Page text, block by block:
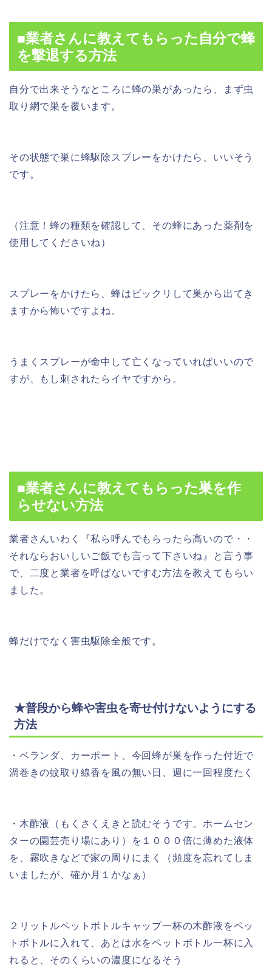
■業者さんに教えてもらった自分で蜂
を撃退する方法
自分で出来そうなところに蜂の巣があったら、まず虫
取り網で巣を覆います。
その状態で巣に蜂駆除スプレーをかけたら、いいそう
です。
（注意！蜂の種類を確認して、その蜂にあった薬剤を
使用してくださいね）
スプレーをかけたら、蜂はビックリして巣から出てき
ますから怖いですよね。
うまくスプレーが命中して亡くなっていればいいので
すが、もし刺されたらイヤですから。
■業者さんに教えてもらった巣を作
らせない方法
業者さんいわく『私ら呼んでもらったら高いので・・
それならおいしいご飯でも言って下さいね』と言う事
で、二度と業者を呼ばないですむ方法を教えてもらい
ました。
蜂だけでなく害虫駆除全般です。
★普段から蜂や害虫を寄せ付けないようにする
方法
・ベランダ、カーポート、今回蜂が巣を作った付近で
渦巻きの蚊取り線香を風の無い日、週に一回程度たく
・木酢液（もくさくえきと読むそうです。ホームセン
ターの園芸売り場にあり）を１０００倍に薄めた液体
を、霧吹きなどで家の周りにまく（頻度を忘れてしま
いましたが、確か月１かなぁ）
２リットルペットボトルキャップ一杯の木酢液をペッ
トボトルに入れて、あとは水をペットボトル一杯に入
れると、そのくらいの濃度になるそう